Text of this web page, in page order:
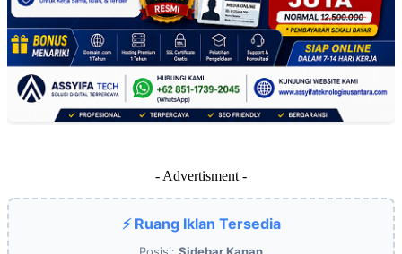
- Advertisment -
⚡ Ruang Iklan Tersedia